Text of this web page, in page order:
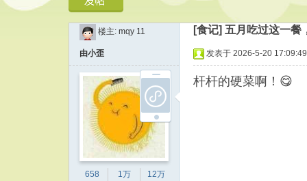
林
楼主: mqy 11 [食记] 五月吃过这一餐
由小歪
658
1万
12万
发表于 2026-5-20 17:09:49
杆杆的硬菜啊！😋